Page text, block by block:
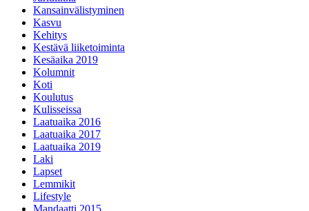
Kansainvälistyminen
Kasvu
Kehitys
Kestävä liiketoiminta
Kesäaika 2019
Kolumnit
Koti
Koulutus
Kulisseissa
Laatuaika 2016
Laatuaika 2017
Laatuaika 2019
Laki
Lapset
Lemmikit
Lifestyle
Mandaatti 2015